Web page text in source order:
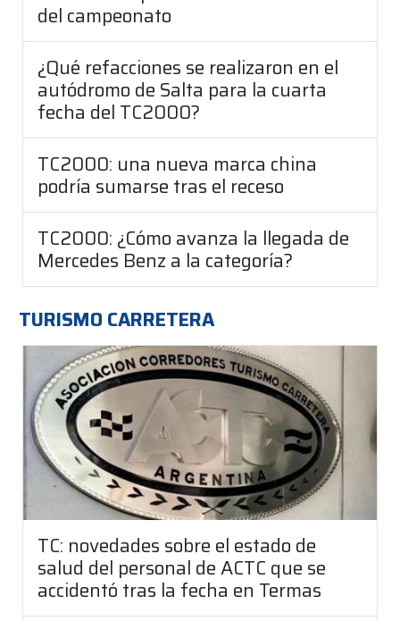
del campeonato
¿Qué refacciones se realizaron en el
autódromo de Salta para la cuarta
fecha del TC2000?
TC2000: una nueva marca china
podría sumarse tras el receso
TC2000: ¿Cómo avanza la llegada de
Mercedes Benz a la categoría?
TURISMO CARRETERA
TC: novedades sobre el estado de
salud del personal de ACTC que se
accidentó tras la fecha en Termas